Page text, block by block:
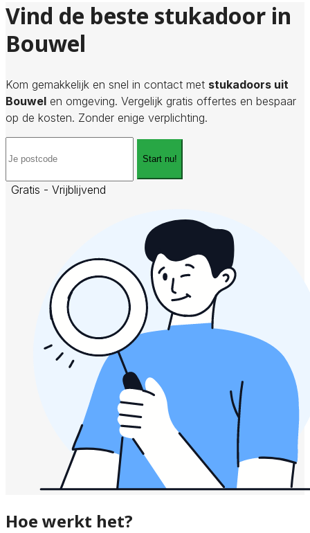
Vind de beste stukadoor in
Bouwel
Kom gemakkelijk en snel in contact met stukadoors uit
Bouwel en omgeving. Vergelijk gratis offertes en bespaar
op de kosten. Zonder enige verplichting.
Start nu!
Gratis - Vrijblijvend
Hoe werkt het?